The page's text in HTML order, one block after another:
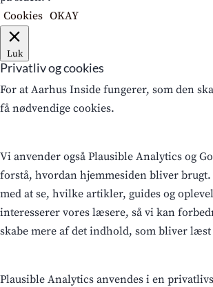
Cookies OKAY
Luk
Privatliv og cookies
For at Aarhus Inside fungerer, som den
få nødvendige cookies.
Vi anvender også Plausible Analytics og
forstå, hvordan hjemmesiden bliver
med at se, hvilke artikler, guides og
interesserer vores læsere, så vi kan
skabe mere af det indhold, som bliver læst
Plausible Analytics anvendes i en